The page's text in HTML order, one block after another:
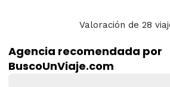
Valoración de 28
Agencia recomendada por
BuscoUnViaje.com